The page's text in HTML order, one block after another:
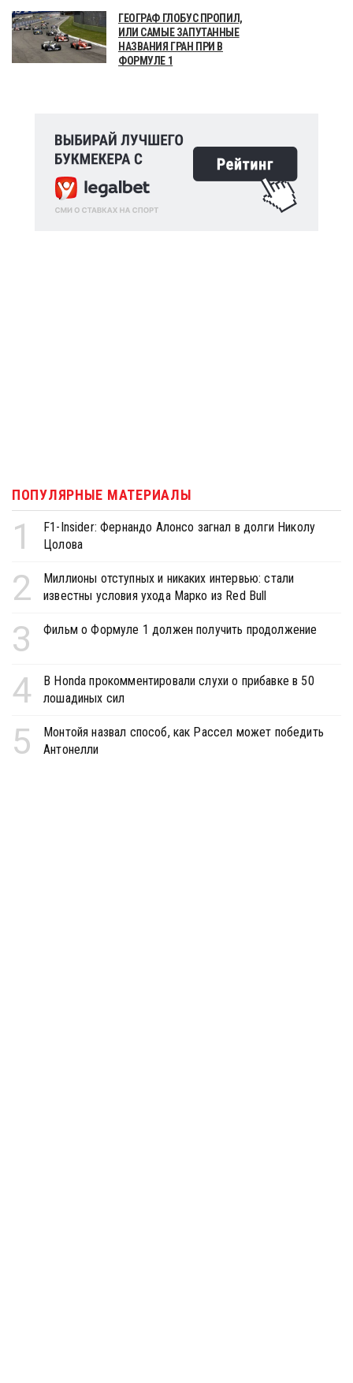
ГЕОГРАФ ГЛОБУС ПРОПИЛ,
ИЛИ САМЫЕ ЗАПУТАННЫЕ
НАЗВАНИЯ ГРАН ПРИ В
ФОРМУЛЕ 1
ПОПУЛЯРНЫЕ МАТЕРИАЛЫ
1
F1-Insider: Фернандо Алонсо загнал в долги Николу
Цолова
2
Миллионы отступных и никаких интервью: стали
известны условия ухода Марко из Red Bull
3 Фильм о Формуле 1 должен получить продолжение
4
В Honda прокомментировали слухи о прибавке в 50
лошадиных сил
5
Монтойя назвал способ, как Рассел может победить
Антонелли